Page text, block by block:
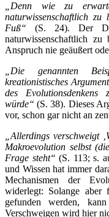
„Denn wie zu
naturwissenschaftlich zu
Fuß“ (S. 24). Der
naturwissenschaftlich
Anspruch nie geäußert
„Die genannten
kreationistisches
des Evolutionsdenkens
würde“ (S. 38). Dieses
vor, schon gar nicht an
„Allerdings verschweigt
Makroevolution selbst
Frage steht“ (S. 113; s.
und Wissen hat immer
Mechanismen der
widerlegt: Solange aber
gefunden werden,
Verschweigen wird hier